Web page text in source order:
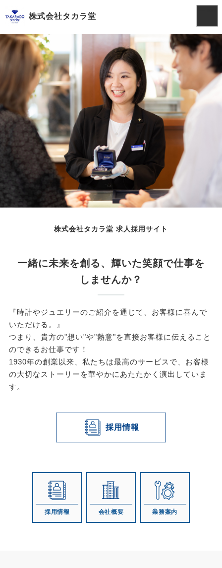
株式会社タカラ堂
株式会社タカラ堂 求人採用サイト
一緒に未来を創る、輝いた笑顔で仕事を
しませんか？
『時計やジュエリーのご紹介を通じて、お客様に喜んで
いただける。』
つまり、貴方の"想い"や"熱意"を直接お客様に伝えること
のできるお仕事です！
1930年の創業以来、私たちは最高のサービスで、お客様
の大切なストーリーを華やかにあたたかく演出していま
す。
採用情報
採用情報 会社概要 業務案内